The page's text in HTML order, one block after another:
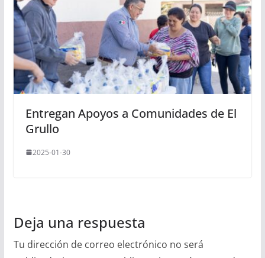
Entregan Apoyos a Comunidades de El
Grullo
2025-01-30
Deja una respuesta
Tu dirección de correo electrónico no será